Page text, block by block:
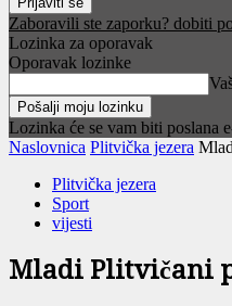
Zaboravili ste zaporku? dobiti
Lozinka za oporavak
Oporavak lozinke
Lozinka će se vam biti poslana
Naslovnica Plitvička jezera
Plitvička jezera
Sport
vijesti
Mladi Plitvičani